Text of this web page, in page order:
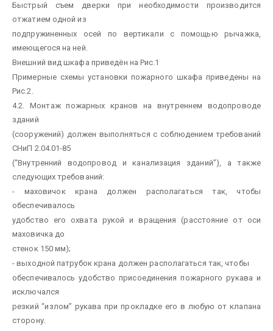
Быстрый съем дверки при необходимости производится
отжатием одной из
подпружиненных осей по вертикали с помощью рычажка,
имеющегося на ней.
Внешний вид шкафа приведён на Рис.1
Примерные схемы установки пожарного шкафа приведены на
Рис.2.
4.2. Монтаж пожарных кранов на внутреннем водопроводе
зданий
(сооружений) должен выполняться с соблюдением требований
СНиП 2.04.01-85
(“Внутренний водопровод и канализация зданий”), а также
следующих требований:
- маховичок крана должен располагаться так, чтобы
обеспечивалось
удобство его охвата рукой и вращения (расстояние от оси
маховичка до
стенок 150 мм);
- выходной патрубок крана должен располагаться так, чтобы
обеспечивалось удобство присоединения пожарного рукава и
исключался
резкий “излом” рукава при прокладке его в любую от клапана
сторону.